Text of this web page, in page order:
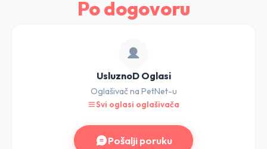
Po dogovoru
UsluznoD Oglasi
Oglašivač na PetNet-u
Svi oglasi oglašivača
Pošalji poruku